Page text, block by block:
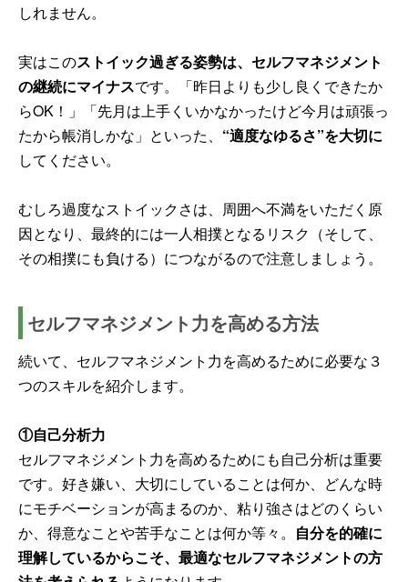
しれません。
実はこのストイック過ぎる姿勢は、セルフマネジメント
の継続にマイナスです。「昨日よりも少し良くできたか
らOK！」「先月は上手くいかなかったけど今月は頑張っ
たから帳消しかな」といった、 “適度なゆるさ”を大切に
してください。
むしろ過度なストイックさは、周囲へ不満をいただく原
因となり、最終的には一人相撲となるリスク（そして、
その相撲にも負ける）につながるので注意しましょう。
セルフマネジメント力を高める方法
続いて、セルフマネジメント力を高めるために必要な３
つのスキルを紹介します。
①自己分析力
セルフマネジメント力を高めるためにも自己分析は重要
です。好き嫌い、大切にしていることは何か、どんな時
にモチベーションが高まるのか、粘り強さはどのくらい
か、得意なことや苦手なことは何か等々。 自分を的確に
理解しているからこそ、最適なセルフマネジメントの方